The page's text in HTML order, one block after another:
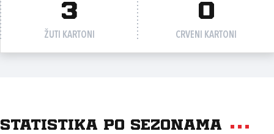
3
ŽUTI KARTONI
0
CRVENI KARTONI
Statistika po sezonama